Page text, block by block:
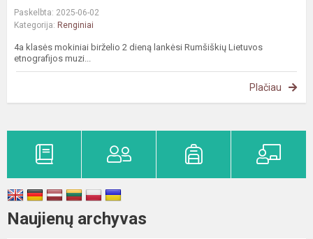
Paskelbta: 2025-06-02
Kategorija: Renginiai
4a klasės mokiniai birželio 2 dieną lankėsi Rumšiškių Lietuvos
etnografijos muzi...
Plačiau
Naujienų archyvas